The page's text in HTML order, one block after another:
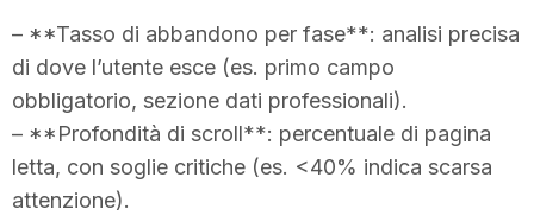
– **Tasso di abbandono per fase**: analisi precisa
di dove l’utente esce (es. primo campo
obbligatorio, sezione dati professionali).
– **Profondità di scroll**: percentuale di pagina
letta, con soglie critiche (es. <40% indica scarsa
attenzione).